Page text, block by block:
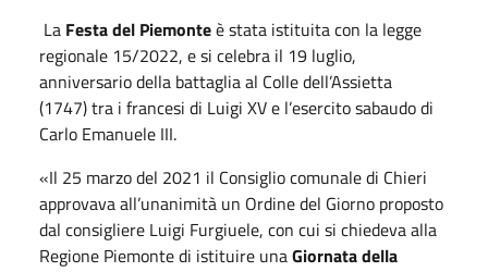
La Festa del Piemonteè stata istituita con la legge
regionale 15/2022, e si celebra il 19 luglio,
anniversario della battaglia al Colle dell’Assietta
(1747) tra i francesi di Luigi XV e l’esercito sabaudo di
Carlo Emanuele III.
«Il 25 marzodel 2021 il Consiglio comunale di Chieri
approvava all’unanimità un Ordine del Giorno proposto
dal consigliere Luigi Furgiuele, con cui si chiedeva alla
Regione Piemonte di istituire unaGiornata della